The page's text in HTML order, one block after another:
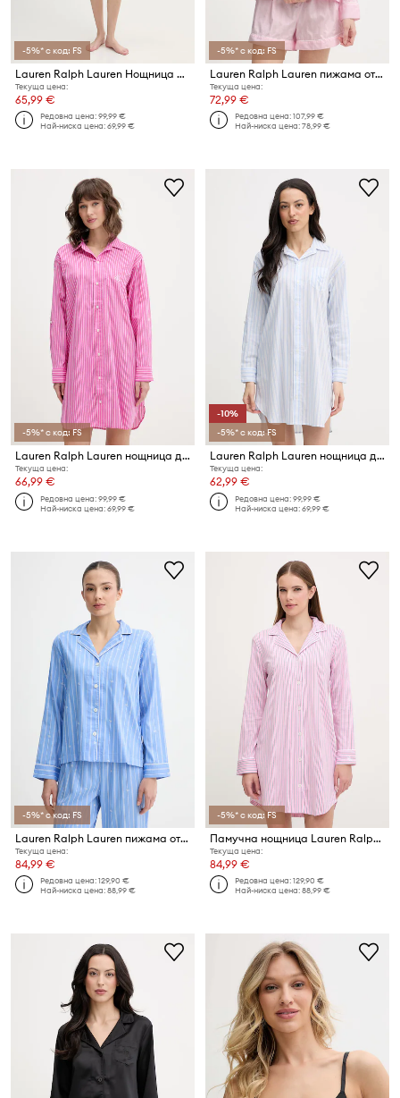
-5%* с код: FS
Lauren Ralph Lauren Нощница дамска от памук
Текуща цена:
65,99 €
Редовна цена:99,99 €
Най-ниска цена:69,99 €
-5%* с код: FS
Lauren Ralph Lauren пижама от две части дамска от памук
Текуща цена:
72,99 €
Редовна цена:107,99 €
Най-ниска цена:78,99 €
-5%* с код: FS
Lauren Ralph Lauren нощница дамска с вискоза
Текуща цена:
66,99 €
Редовна цена:99,99 €
Най-ниска цена:69,99 €
-10%
-5%* с код: FS
Lauren Ralph Lauren нощница дамска с памук
Текуща цена:
62,99 €
Редовна цена:99,99 €
Най-ниска цена:69,99 €
-5%* с код: FS
Lauren Ralph Lauren пижама от две части женска
Текуща цена:
84,99 €
Редовна цена:129,90 €
Най-ниска цена:88,99 €
-5%* с код: FS
Памучна нощница Lauren Ralph Lauren
Текуща цена:
84,99 €
Редовна цена:129,90 €
Най-ниска цена:88,99 €